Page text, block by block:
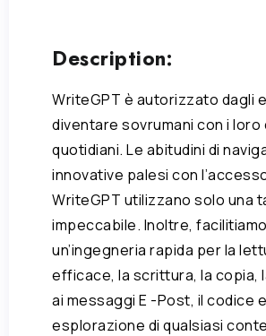
Description:
WriteGPT è autorizzato dagli
diventare sovrumani con i loro
quotidiani. Le abitudini di
innovative palesi con
WriteGPT utilizzano solo una
impeccabile. Inoltre, facilitiamo
un’ingegneria rapida per la
efficace, la scrittura, la copia,
ai messaggi E -Post, il codice
esplorazione di qualsiasi